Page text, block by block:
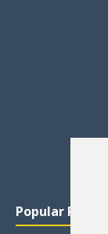
Popular Posts